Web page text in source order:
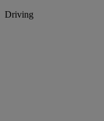
Driving